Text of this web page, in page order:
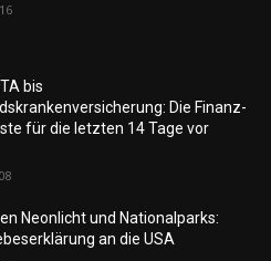
bis
Die Finanz-
für die letzten 14 Tage vor
Neonlicht und Nationalparks:
an die USA